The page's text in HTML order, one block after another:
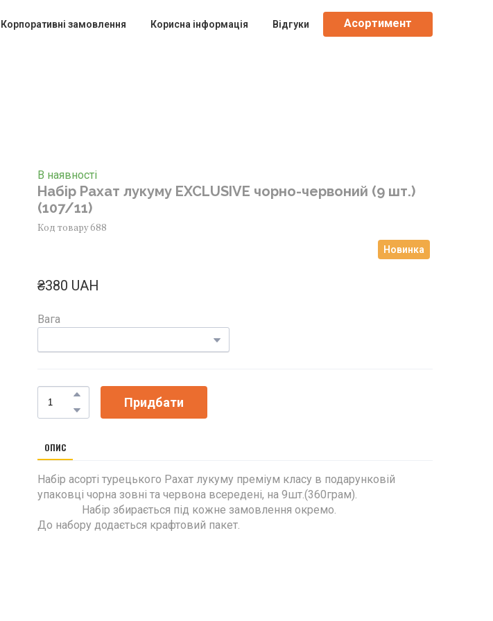
Корпоративні замовлення Корисна інформація Відгуки Асортимент
В наявності
Набір Рахат лукуму EXCLUSIVE чорно-червоний (9 шт.)
(107/11)
Код товару 688
Новинка
₴380 UAH
Вага
Придбати
ОПИС
Набір асорті турецького Рахат лукуму преміум класу в подарунковій
упаковці чорна зовні та червона всередені, на 9шт.(360грам).
Набір збирається під кожне замовлення окремо.
До набору додається крафтовий пакет.